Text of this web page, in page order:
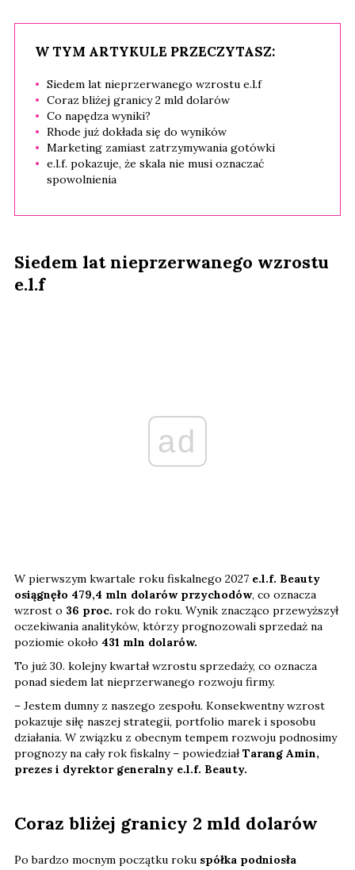
W TYM ARTYKULE PRZECZYTASZ:
Siedem lat nieprzerwanego wzrostu e.l.f
Coraz bliżej granicy 2 mld dolarów
Co napędza wyniki?
Rhode już dokłada się do wyników
Marketing zamiast zatrzymywania gotówki
e.l.f. pokazuje, że skala nie musi oznaczać
spowolnienia
Siedem lat nieprzerwanego wzrostu
e.l.f
ad
W pierwszym kwartale roku fiskalnego 2027 e.l.f. Beauty
osiągnęło 479,4 mln dolarów przychodów, co oznacza
wzrost o 36 proc. rok do roku. Wynik znacząco przewyższył
oczekiwania analityków, którzy prognozowali sprzedaż na
poziomie około 431 mln dolarów.
To już 30. kolejny kwartał wzrostu sprzedaży, co oznacza
ponad siedem lat nieprzerwanego rozwoju firmy.
– Jestem dumny z naszego zespołu. Konsekwentny wzrost
pokazuje siłę naszej strategii, portfolio marek i sposobu
działania. W związku z obecnym tempem rozwoju podnosimy
prognozy na cały rok fiskalny – powiedziałTarang Amin,
prezes i dyrektor generalny e.l.f. Beauty.
Coraz bliżej granicy 2 mld dolarów
Po bardzo mocnym początku roku spółka podniosła